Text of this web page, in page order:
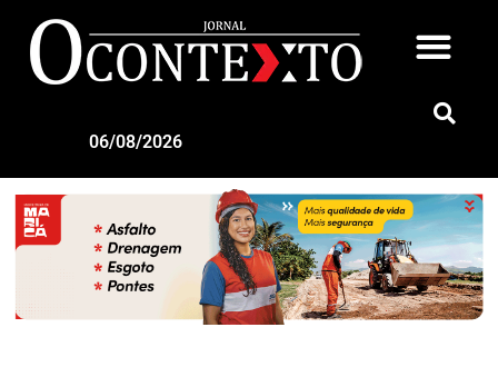
06/08/2026